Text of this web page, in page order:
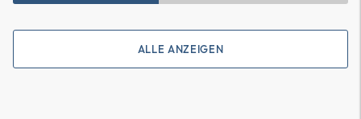
ALLE ANZEIGEN